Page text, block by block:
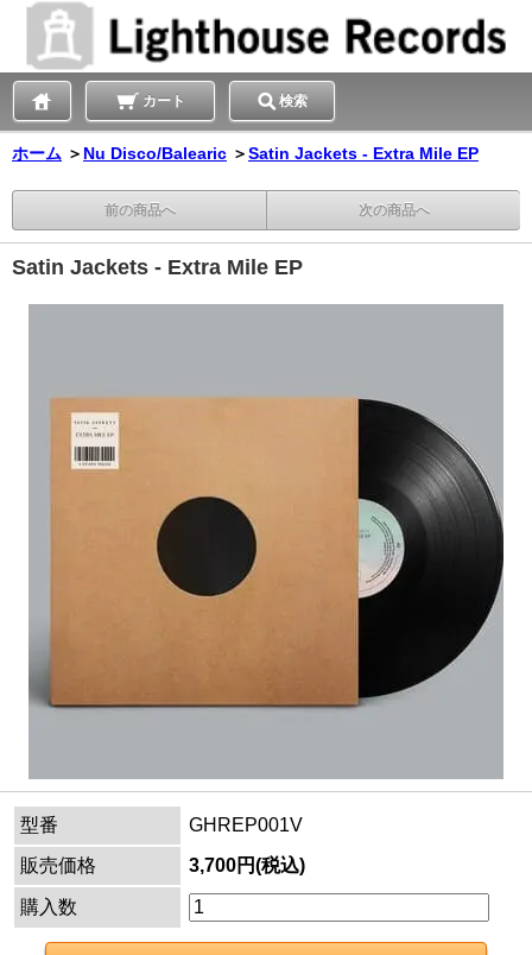
カート 検索
ホーム ＞ Nu Disco/Balearic ＞Satin Jackets - Extra Mile EP
前の商品へ 次の商品へ
Satin Jackets - Extra Mile EP
型番
GHREP001V
販売価格
3,700円(税込)
購入数